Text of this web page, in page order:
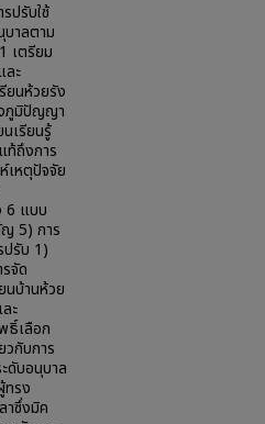
ปรับใช้
าลตาม
เตรียม
ละ
ยนห้วยรัง
งภูมิปัญญา
เรียนรู้
ท้ถึงการ
เหตุปัจจัย
6 แบบ
ญ 5) การ
รับ 1)
จัด
นบ้านห้วย
ะ
ธิ์เลือก
กับการ
ดับอนุบาล
ทรง
าซึ่งมิค